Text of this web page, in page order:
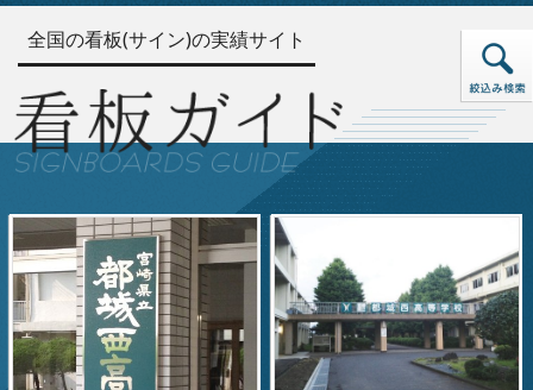
全国の看板(サイン)の実績サイト